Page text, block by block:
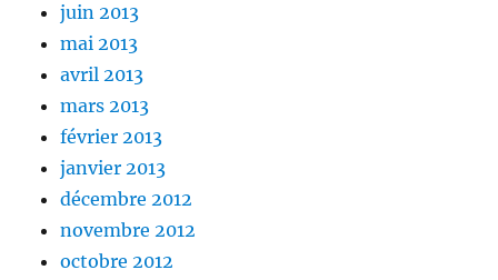
juin 2013
mai 2013
avril 2013
mars 2013
février 2013
janvier 2013
décembre 2012
novembre 2012
octobre 2012